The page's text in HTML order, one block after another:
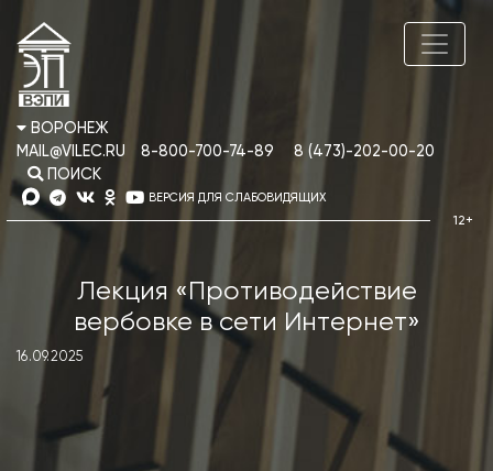
ВОРОНЕЖ
MAIL@VILEC.RU
8-800-700-74-89
8 (473)-202-00-20
ПОИСК
ВЕРСИЯ ДЛЯ СЛАБОВИДЯЩИХ
Лекция «Противодействие
вербовке в сети Интернет»
16.09.2025